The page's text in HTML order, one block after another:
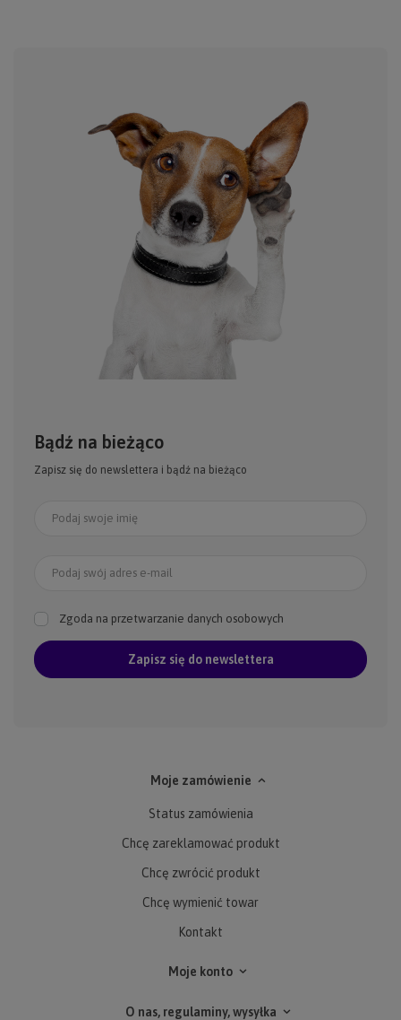
Bądź na bieżąco
Zapisz się do newslettera i bądź na bieżąco
Podaj swoje imię
Podaj swój adres e-mail
Zgoda na przetwarzanie danych osobowych
Zapisz się do newslettera
Moje zamówienie
Status zamówienia
Chcę zareklamować produkt
Chcę zwrócić produkt
Chcę wymienić towar
Kontakt
Moje konto
O nas, regulaminy, wysyłka